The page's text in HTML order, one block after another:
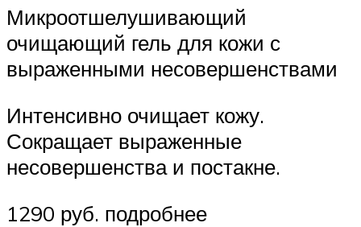
Микроотшелушивающий
очищающий гель для кожи с
выраженными несовершенствами
Интенсивно очищает кожу.
Сокращает выраженные
несовершенства и постакне.
1290 руб. подробнее